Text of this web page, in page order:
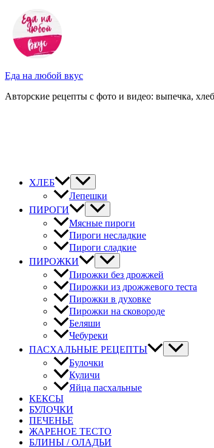
Перейти
содержимому
Еда на любой вкус
Авторские рецепты с фото и видео: выпечка,
ХЛЕБ
Лепешки
ПИРОГИ
Мясные пироги
Пироги несладкие
Пироги сладкие
ПИРОЖКИ
Пирожки без дрожжей
Пирожки из дрожжевого теста
Пирожки в духовке
Пирожки на сковороде
Беляши
Чебуреки
ПАСХАЛЬНЫЕ РЕЦЕПТЫ
Булочки
Куличи
Яйца пасхальные
КЕКСЫ
БУЛОЧКИ
ПЕЧЕНЬЕ
ЖАРЕНОЕ ТЕСТО
БЛИНЫ / ОЛАДЬИ